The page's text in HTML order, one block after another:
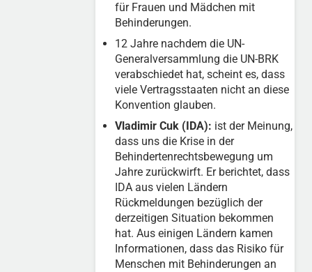
für Frauen und Mädchen mit
Behinderungen.
12 Jahre nachdem die UN-
Generalversammlung die UN-BRK
verabschiedet hat, scheint es, dass
viele Vertragsstaaten nicht an diese
Konvention glauben.
Vladimir Cuk (IDA): ist der Meinung,
dass uns die Krise in der
Behindertenrechtsbewegung um
Jahre zurückwirft. Er berichtet, dass
IDA aus vielen Ländern
Rückmeldungen bezüglich der
derzeitigen Situation bekommen
hat. Aus einigen Ländern kamen
Informationen, dass das Risiko für
Menschen mit Behinderungen an